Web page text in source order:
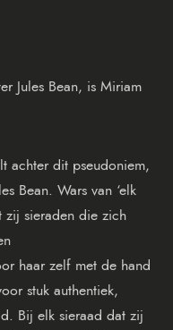
Jules Bean, is Miriam
achter dit pseudoniem,
Bean. Wars van ‘elk
zij sieraden die zich
haar zelf met de hand
stuk authentiek,
Bij elk sieraad dat zij